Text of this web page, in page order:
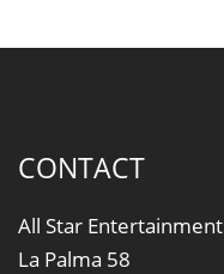
CONTACT
All Star Entertainment
La Palma 58